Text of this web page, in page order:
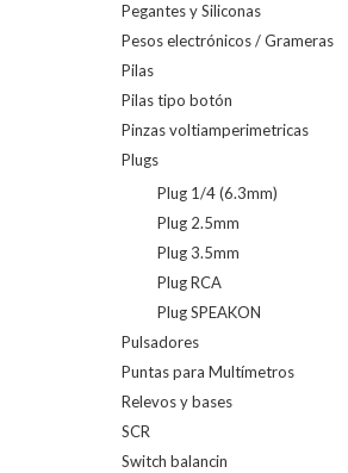
Pegantes y Siliconas
Pesos electrónicos / Grameras
Pilas
Pilas tipo botón
Pinzas voltiamperimetricas
Plugs
Plug 1/4 (6.3mm)
Plug 2.5mm
Plug 3.5mm
Plug RCA
Plug SPEAKON
Pulsadores
Puntas para Multímetros
Relevos y bases
SCR
Switch balancin